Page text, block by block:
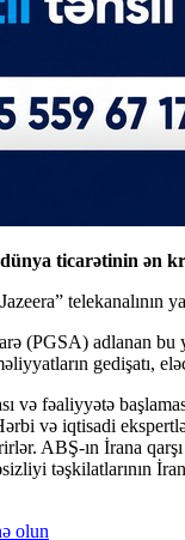
dünya ticarətinin ən
telekanalının
(PGSA) adlanan
gedişatı,
və fəaliyyətə
və iqtisadi
ABŞ-ın İrana
təşkilatlarının
olun